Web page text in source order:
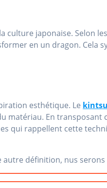
culture japonaise. Selon
en un dragon. Cela
esthétique. Le
matériau. En
qui rappellent cette
autre définition, nus